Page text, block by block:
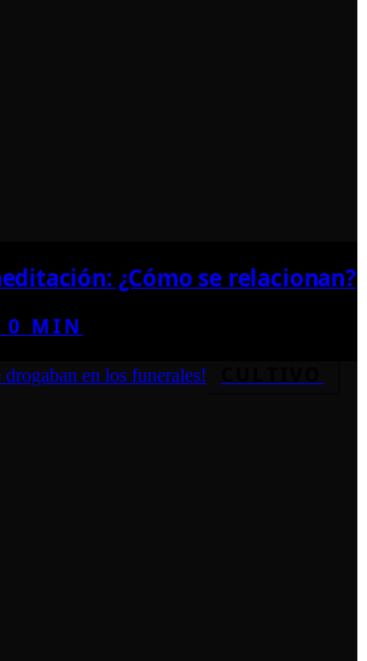
¿Cómo se relacionan?
0 MIN